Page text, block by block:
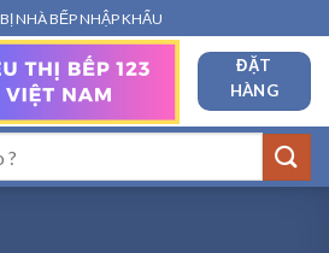
NHÀ BẾP NHẬP KHẨU
ĐẶT
HÀNG